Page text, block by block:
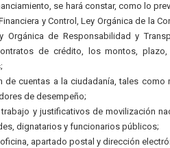
se hará constar, como lo
y Control, Ley Orgánica de la
Orgánica de Responsabilidad y
de crédito, los montos,
de cuentas a la ciudadanía, tales como
de desempeño;
y justificativos de movilización
dignatarios y funcionarios públicos;
apartado postal y dirección